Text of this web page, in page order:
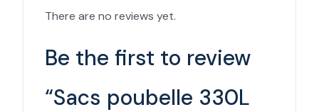
There are no reviews yet.
Be the first to review
“Sacs poubelle 330L